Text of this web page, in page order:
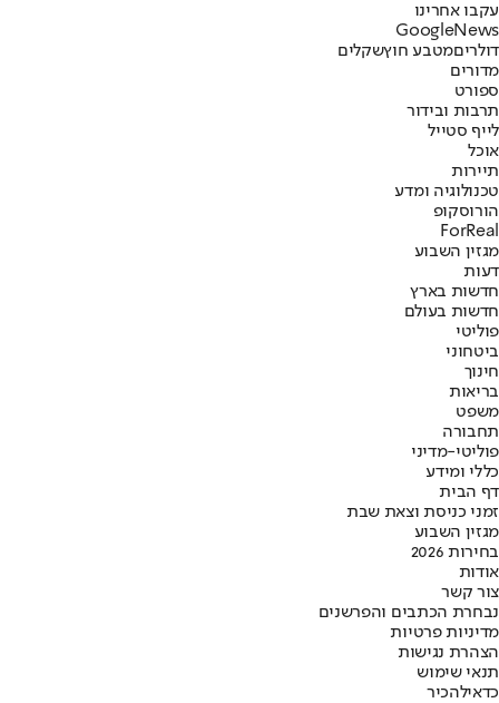
עקבו אחרינו
Googl eNews
דולריםמטבע חוץשקלים
מדורים
ספורט
תרבות ובידור
לייף סטייל
אוכל
תיירות
טכנולוגיה ומדע
הורוסקופ
ForReal
מגזין השבוע
דעות
חדשות בארץ
חדשות בעולם
פוליטי
ביטחוני
חינוך
בריאות
משפט
תחבורה
פוליטי-מדיני
כללי ומידע
דף הבית
זמני כניסת וצאת שבת
מגזין השבוע
בחירות 2026
אודות
צור קשר
נבחרת הכתבים והפרשנים
מדיניות פרטיות
הצהרת נגישות
תנאי שימוש
כדאילהכיר